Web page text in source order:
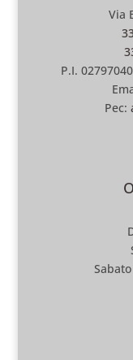
Via
P.I.
Pec: